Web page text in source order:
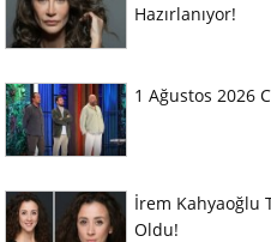
Hazırlanıyor!
1 Ağustos 2026
İrem Kahyaoğlu
Oldu!